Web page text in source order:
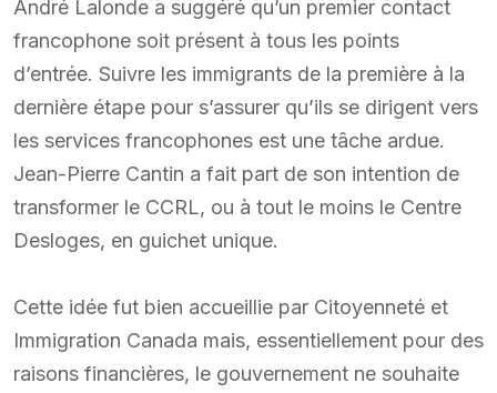
André Lalonde a suggéré qu’un premier contact
francophone soit présent à tous les points
d’entrée. Suivre les immigrants de la première à la
dernière étape pour s’assurer qu’ils se dirigent vers
les services francophones est une tâche ardue.
Jean-Pierre Cantin a fait part de son intention de
transformer le CCRL, ou à tout le moins le Centre
Desloges, en guichet unique.
Cette idée fut bien accueillie par Citoyenneté et
Immigration Canada mais, essentiellement pour des
raisons financières, le gouvernement ne souhaite